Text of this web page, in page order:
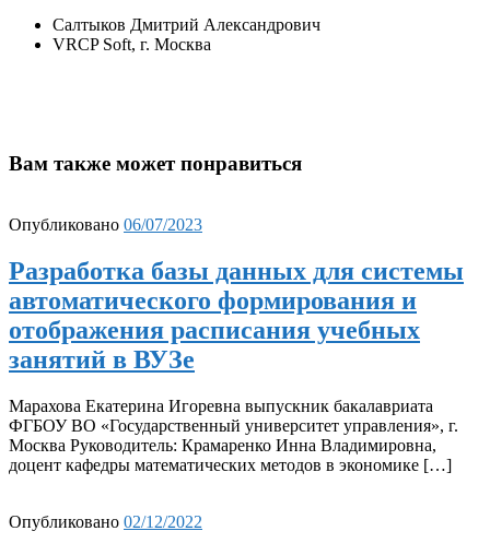
Салтыков Дмитрий Александрович
VRCP Soft, г. Москва
Вам также может понравиться
Опубликовано 06/07/2023
Разработка базы данных для системы
автоматического формирования и
отображения расписания учебных
занятий в ВУЗе
Марахова Екатерина Игоревна выпускник бакалавриата
ФГБОУ ВО «Государственный университет управления», г.
Москва Руководитель: Крамаренко Инна Владимировна,
доцент кафедры математических методов в экономике […]
Опубликовано 02/12/2022